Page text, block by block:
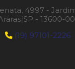
4997 -
- 13600-
(19) 97101-2226